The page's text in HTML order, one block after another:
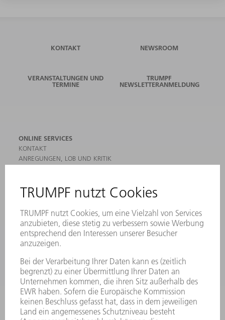
KONTAKT NEWSROOM
VERANSTALTUNGEN UND
TERMINE
TRUMPF
NEWSLETTERANMELDUNG
ONLINE SERVICES
KONTAKT
ANREGUNGEN, LOB UND KRITIK
NEWSLETTER-ANMELDUNG
MYTRUMPF
SICHERHEITSDATENBLÄTTER
HÄNDLERSUCHE ELEKTROWERKZEUGE
PRODUKTE
MASCHINEN & SYSTEME
LASER
LEISTUNGSELEKTRONIK
ELEKTROWERKZEUGE
SMART FACTORY
SOFTWARE
SERVICES
ANWENDUNGEN